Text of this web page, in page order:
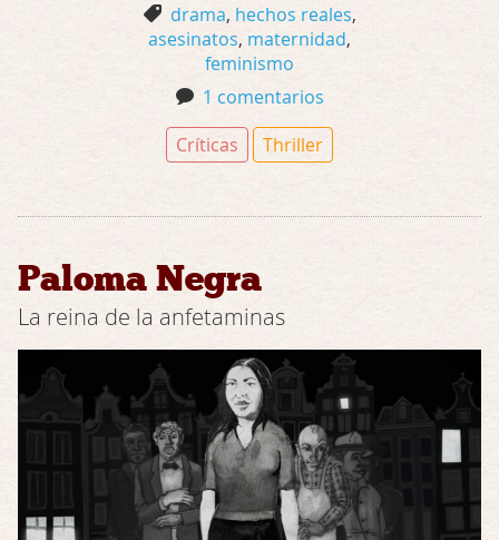
drama, hechos reales,
asesinatos, maternidad,
feminismo
1 comentarios
Críticas
Thriller
Paloma Negra
La reina de la anfetaminas